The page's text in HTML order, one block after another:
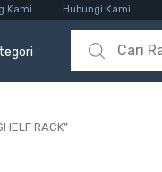
Kami Hubungi Kami
Search for:
RACK”